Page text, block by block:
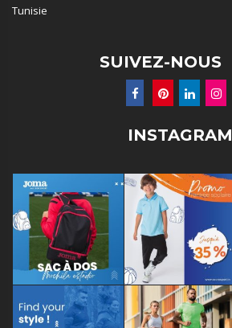
Tunisie
SUIVEZ-NOUS
INSTAGRAM